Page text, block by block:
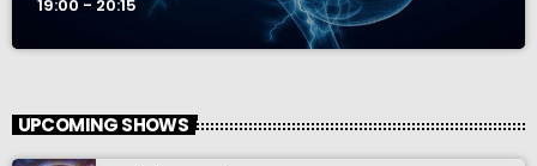
19:00 - 20:15
UPCOMING SHOWS